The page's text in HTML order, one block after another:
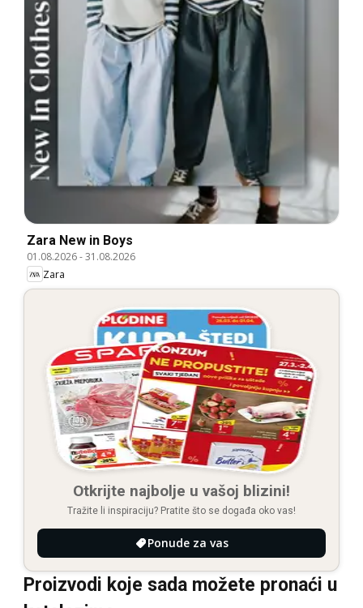
Zara New in Boys
01.08.2026-31.08.2026
Zara
Otkrijte najbolje u vašoj blizini!
Tražite li inspiraciju? Pratite što se događa oko vas!
Ponude za vas
Proizvodi koje sada možete pronaći u